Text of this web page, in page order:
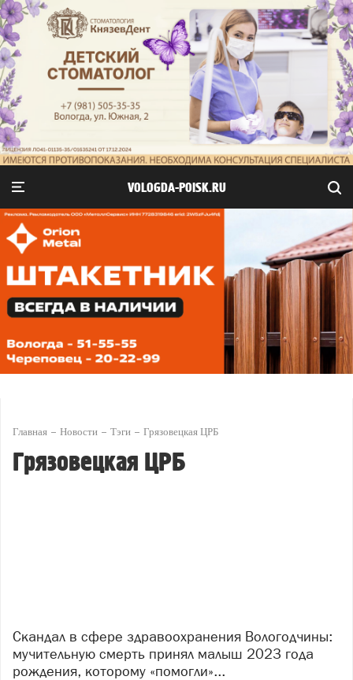
VOLOGDA-POISK.RU
Главная Новости Тэги Грязовецкая ЦРБ
Грязовецкая ЦРБ
Скандал в сфере здравоохранения Вологодчины:
мучительную смерть принял малыш 2023 года
рождения, которому «помогли»...